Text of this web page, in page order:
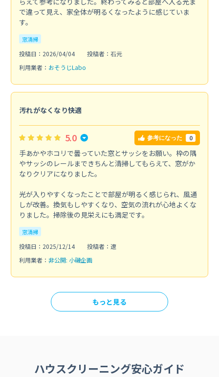
で違って見え、家全体が明るくなったように感じていま
す。
窓清掃
投稿日：2026/04/04
投稿者：石元
利用業者： おそうじLabo
汚れがなくなり快適
5.0 参考になった 0
手あかやホコリで曇っていた窓とサッシをお願い。枠の隅
やサッシのレールまできちんと清掃してもらえて、窓がか
なりクリアになりました。
光が入りやすくなったことで部屋が明るく感じられ、風通
しが改善。換気もしやすくなり、空気の流れが心地よくな
りました。掃除後の見栄えにも満足です。
窓清掃
投稿日：2025/12/14
投稿者：遼
利用業者： 非公開: 小磯企画
もっと見る
ハウスクリーニング安心ガイド